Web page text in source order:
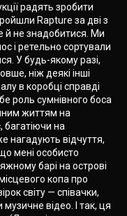
радять зробити
Rapture за дві з
не знадобитися. Ми
і ретельно сортували
У будь-якому разі,
ніж деякі інші
в коробці справді
роль сумнівного боса
життям на
багатіючи на
нагадують відчуття,
мені особисто
барі на острові
копа про
світу — співачки,
відео. І так, ця